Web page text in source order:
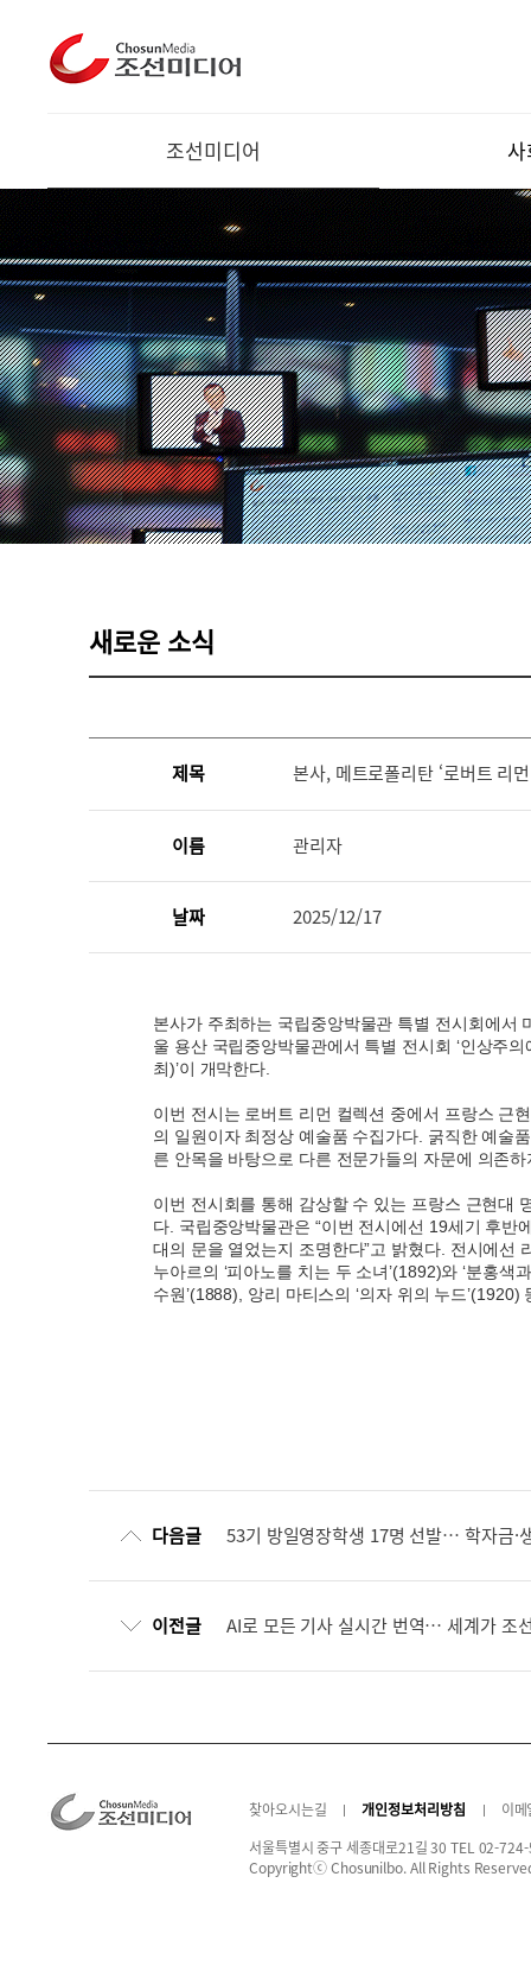
조선미디어
새로운 소식
제목 본사, 메트로폴리탄 ‘로버트 리
이름 관리자
날짜 2025/12/17
본사가 주최하는 국립중앙박물관 특별 전시회에서
울 용산 국립중앙박물관에서 특별 전시회 ‘인상주
최)’이 개막한다.
이번 전시는 로버트 리먼 컬렉션 중에서 프랑스 근
의 일원이자 최정상 예술품 수집가다. 굵직한 예술
른 안목을 바탕으로 다른 전문가들의 자문에 의존
이번 전시회를 통해 감상할 수 있는 프랑스 근현대
다. 국립중앙박물관은 “이번 전시에선 19세기 후
대의 문을 열었는지 조명한다”고 밝혔다. 전시에선
누아르의 ‘피아노를 치는 두 소녀’(1892)와 ‘분홍
수원’(1888), 앙리 마티스의 ‘의자 위의 누드
다음글 53기 방일영장학생 17명 선발… 학자금·
이전글 AI로 모든 기사 실시간 번역… 세계가 조
찾아오시는길 개인정보처리방침
이
서울특별시 중구 세종대로21길 30 TEL 02-
Copyrightⓒ Chosunilbo. All Rights